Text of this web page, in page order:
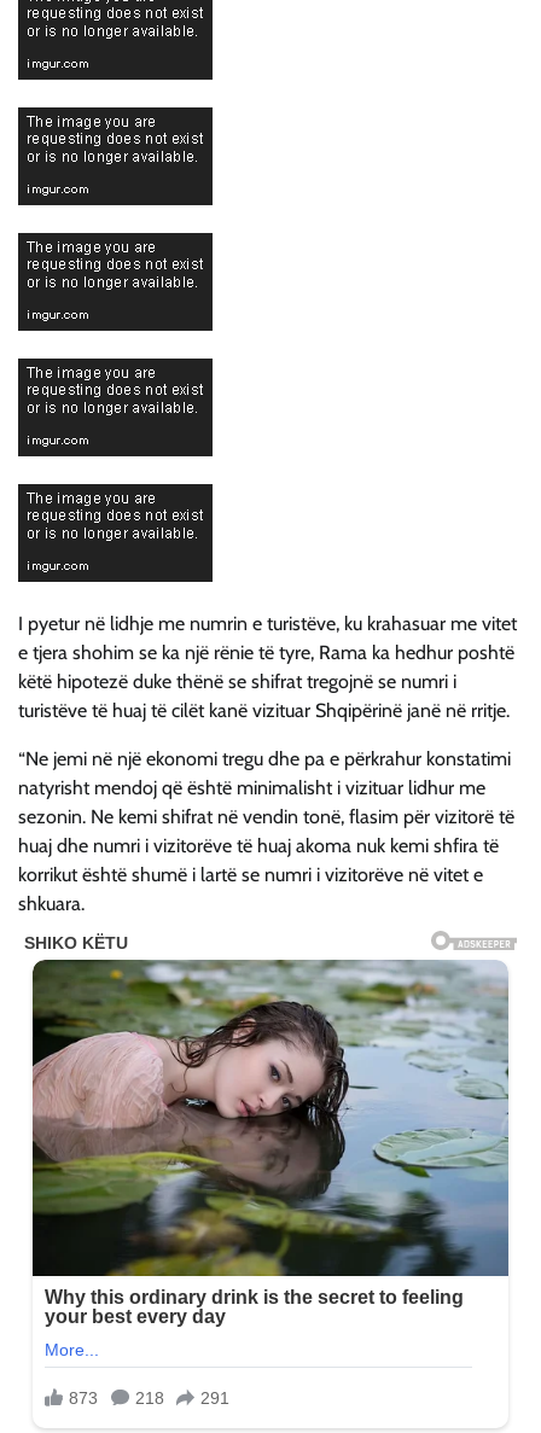
I pyetur në lidhje me numrin e turistëve, ku krahasuar me vitet
e tjera shohim se ka një rënie të tyre, Rama ka hedhur poshtë
këtë hipotezë duke thënë se shifrat tregojnë se numri i
turistëve të huaj të cilët kanë vizituar Shqipërinë janë në rritje.
“Ne jemi në një ekonomi tregu dhe pa e përkrahur konstatimi
natyrisht mendoj që është minimalisht i vizituar lidhur me
sezonin. Ne kemi shifrat në vendin tonë, flasim për vizitorë të
huaj dhe numri i vizitorëve të huaj akoma nuk kemi shfira të
korrikut është shumë i lartë se numri i vizitorëve në vitet e
shkuara.